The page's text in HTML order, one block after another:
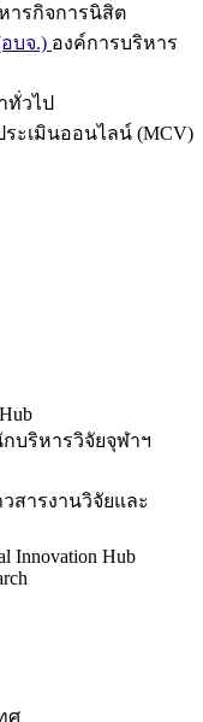
ารกิจการนิสิต
บจ.) องค์การบริหาร
ทั่วไป
ระเมินออนไลน์ (MCV)
บริหารวิจัยจุฬาฯ
สารงานวิจัยและ
Innovation Hub
ศ